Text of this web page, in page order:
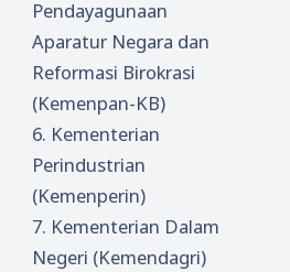
Pendayagunaan
Aparatur Negara dan
Reformasi Birokrasi
(Kemenpan-KB)
6. Kementerian
Perindustrian
(Kemenperin)
7. Kementerian Dalam
Negeri (Kemendagri)